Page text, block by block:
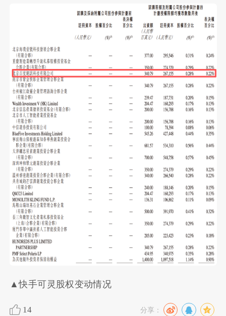
▲快手可灵股权变动情况
14 分享：